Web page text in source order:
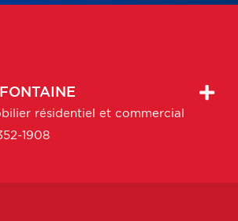
résidentiel et commercial
1908